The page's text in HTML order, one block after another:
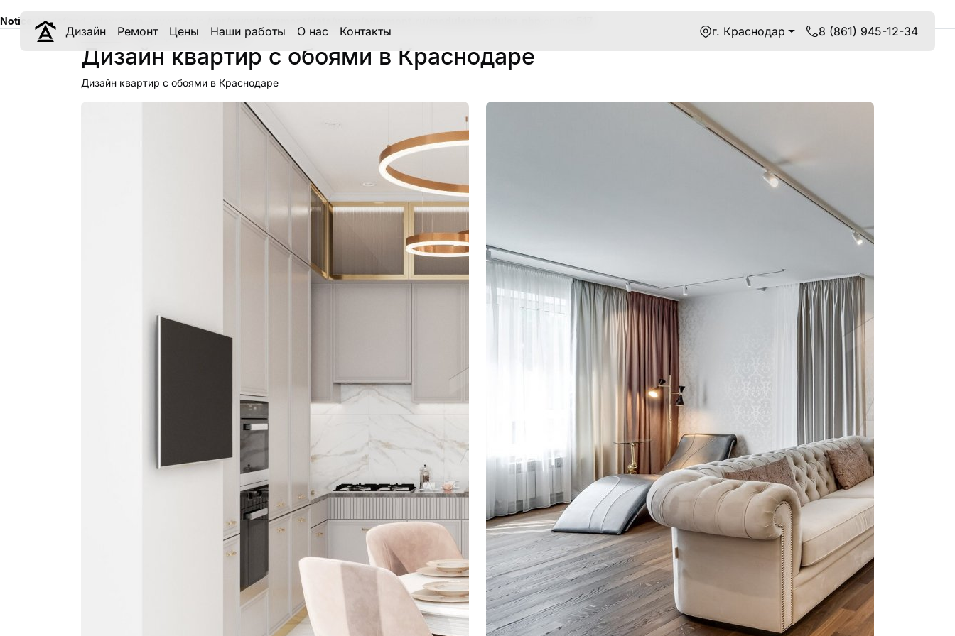
Notice : Undefined index: meta_keywords in
Дизайн Ремонт Цены Наши работы О нас Контакты г. Краснодар 8 (861) 945-12-34
Главная Квартиры по признакам
Дизайн квартир с обоями в Краснодаре
Дизайн квартир с обоями в Краснодаре